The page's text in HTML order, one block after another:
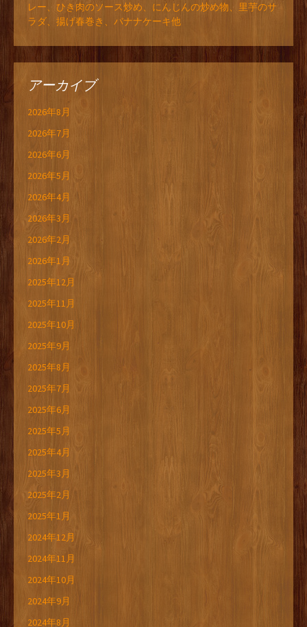
レー、ひき肉のソース炒め、にんじんの炒め物、里芋のサ
ラダ、揚げ春巻き、バナナケーキ他
アーカイブ
2026年8月
2026年7月
2026年6月
2026年5月
2026年4月
2026年3月
2026年2月
2026年1月
2025年12月
2025年11月
2025年10月
2025年9月
2025年8月
2025年7月
2025年6月
2025年5月
2025年4月
2025年3月
2025年2月
2025年1月
2024年12月
2024年11月
2024年10月
2024年9月
2024年8月